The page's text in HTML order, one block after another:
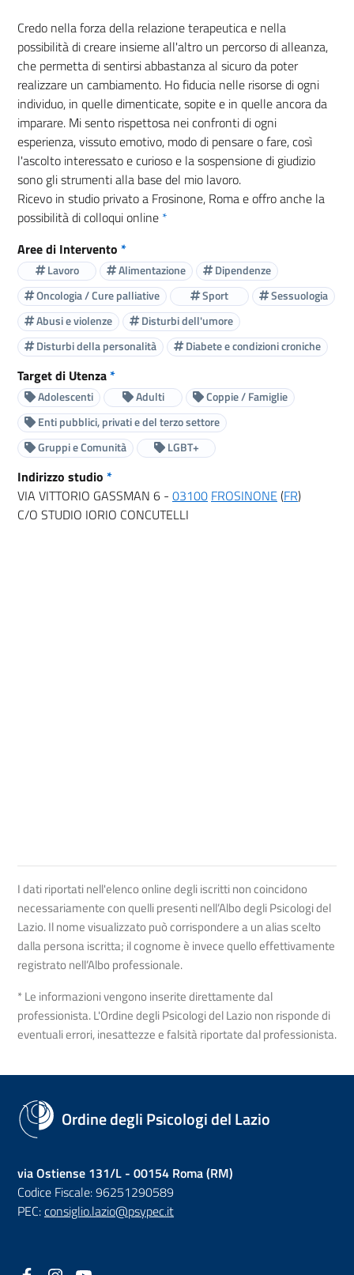
Credo nella forza della relazione terapeutica e nella
possibilità di creare insieme all'altro un percorso di alleanza,
che permetta di sentirsi abbastanza al sicuro da poter
realizzare un cambiamento. Ho fiducia nelle risorse di ogni
individuo, in quelle dimenticate, sopite e in quelle ancora da
imparare. Mi sento rispettosa nei confronti di ogni
esperienza, vissuto emotivo, modo di pensare o fare, così
l'ascolto interessato e curioso e la sospensione di giudizio
sono gli strumenti alla base del mio lavoro.
Ricevo in studio privato a Frosinone, Roma e offro anche la
possibilità di colloqui online *
Aree di Intervento *
Lavoro Alimentazione
Dipendenze
Oncologia / Cure palliative
Sport
Sessuologia
Abusi e violenze
Disturbi dell'umore
Disturbi della personalità
Diabete e condizioni croniche
Target di Utenza*
Adolescenti Adulti
Coppie / Famiglie
Enti pubblici, privati e del terzo settore
Gruppi e Comunità
LGBT+
Indirizzo studio *
VIA VITTORIO GASSMAN 6 - 03100 FROSINONE (FR)
C/O STUDIO IORIO CONCUTELLI
I dati riportati nell'elenco online degli iscritti non coincidono
necessariamente con quelli presenti nell’Albo degli Psicologi del
Lazio. Il nome visualizzato può corrispondere a un alias scelto
dalla persona iscritta; il cognome è invece quello effettivamente
registrato nell’Albo professionale.
* Le informazioni vengono inserite direttamente dal
professionista. L'Ordine degli Psicologi del Lazio non risponde di
eventuali errori, inesattezze e falsità riportate dal professionista.
Ordine degli Psicologi del Lazio
via Ostiense 131/L - 00154 Roma (RM)
Codice Fiscale: 96251290589
PEC:consiglio.lazio@psypec.it